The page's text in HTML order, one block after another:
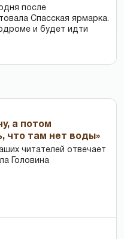
после
Спасская ярмарка.
и будет идти
а потом
что там нет воды»
читателей отвечает
Головина